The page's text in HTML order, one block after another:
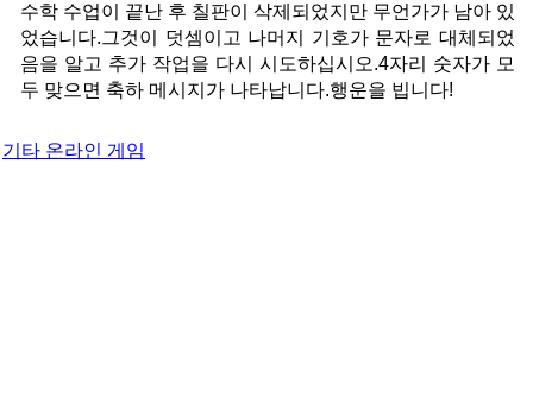
수학 수업이 끝난 후 칠판이 삭제되었지만 무언가가 남아 있
었습니다.그것이 덧셈이고 나머지 기호가 문자로 대체되었
음을 알고 추가 작업을 다시 시도하십시오.4자리 숫자가 모
두 맞으면 축하 메시지가 나타납니다.행운을 빕니다!
기타 온라인 게임